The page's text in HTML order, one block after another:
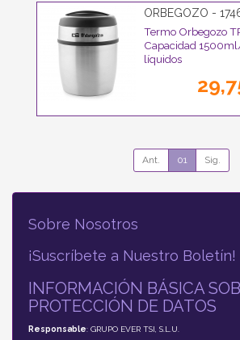
ORBEGOZO -
Termo Orbegozo
Capacidad
líquidos
Ant. 01 Sig.
Sobre Nosotros
¡Suscríbete a Nuestro Boletín!
INFORMACIÓN BÁSICA
PROTECCIÓN DE DATOS
Responsable: GRUPO EVER TSI, S.L.U.